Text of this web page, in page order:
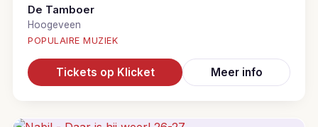
De Tamboer
Hoogeveen
POPULAIRE MUZIEK
Tickets op Klicket Meer info